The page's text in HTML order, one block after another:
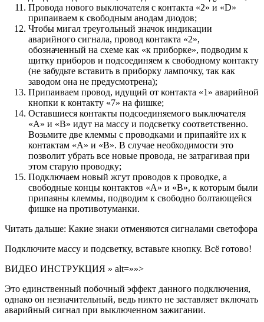
Провода нового выключателя с контакта «2» и «D»
припаиваем к свободным анодам диодов;
Чтобы мигал треугольный значок индикации
аварийного сигнала, провод контакта «2»,
обозначенный на схеме как «к приборке», подводим к
щитку приборов и подсоединяем к свободному контакту
(не забудьте вставить в приборку лампочку, так как
заводом она не предусмотрена);
Припаиваем провод, идущий от контакта «1» аварийной
кнопки к контакту «7» на фишке;
Оставшиеся контакты подсоединяемого выключателя
«А» и «B» идут на массу и подсветку соответственно.
Возьмите две клеммы с проводками и припаяйте их к
контактам «A» и «B». В случае необходимости это
позволит убрать все новые провода, не затрагивая при
этом старую проводку;
Подключаем новый жгут проводов к проводке, а
свободные концы контактов «A» и «B», к которым были
припаяны клеммы, подводим к свободно болтающейся
фишке на противотуманки.
Читать дальше: Какие знаки отменяются сигналами светофора
Подключите массу и подсветку, вставьте кнопку. Всё готово!
ВИДЕО ИНСТРУКЦИЯ » alt=»»>
Это единственный побочный эффект данного подключения,
однако он незначительный, ведь никто не заставляет включать
аварийный сигнал при выключенном зажигании.